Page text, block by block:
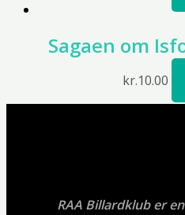
Sagaen om
kr.10.00
RAA Billardklub er